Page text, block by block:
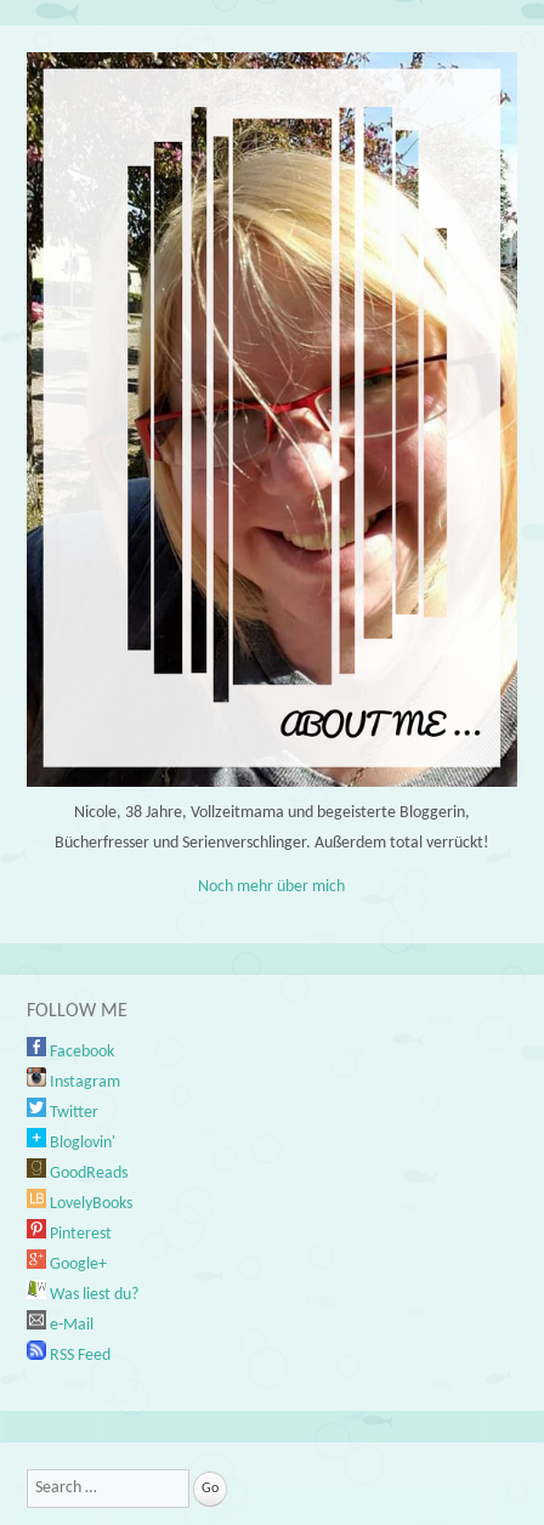
Post navigation
Nicole, 38 Jahre, Vollzeitmama und begeisterte Bloggerin,
Bücherfresser und Serienverschlinger. Außerdem total verrückt!
Noch mehr über mich
FOLLOW ME
Facebook
Instagram
Twitter
Bloglovin'
GoodReads
LovelyBooks
Pinterest
Google+
Was liest du?
e-Mail
RSS Feed
Search